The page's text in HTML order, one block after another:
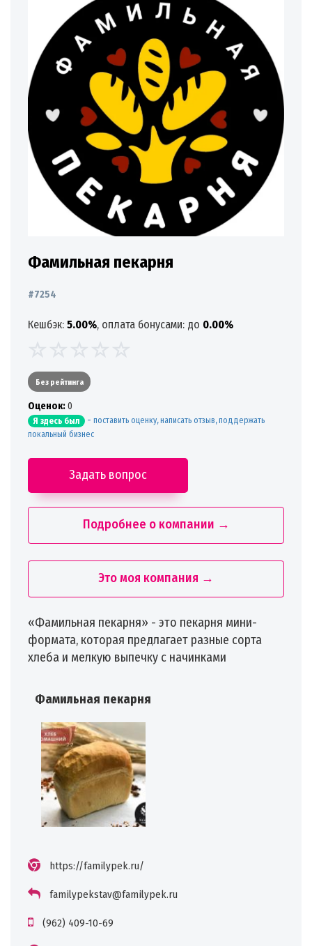
Фамильная пекарня
#7254
Кешбэк: 5.00%, оплата бонусами: до 0.00%
Без рейтинга
Oценок:0
Я здесь был - поставить оценку, написать отзыв, поддержать
локальный бизнес
Задать вопрос
Подробнее о компании →
Это моя компания →
«Фамильная пекарня» - это пекарня мини-
формата, которая предлагает разные сорта
хлеба и мелкую выпечку с начинками
Фамильная пекарня
https://familypek.ru/
familypekstav@familypek.ru
(962) 409-10-69